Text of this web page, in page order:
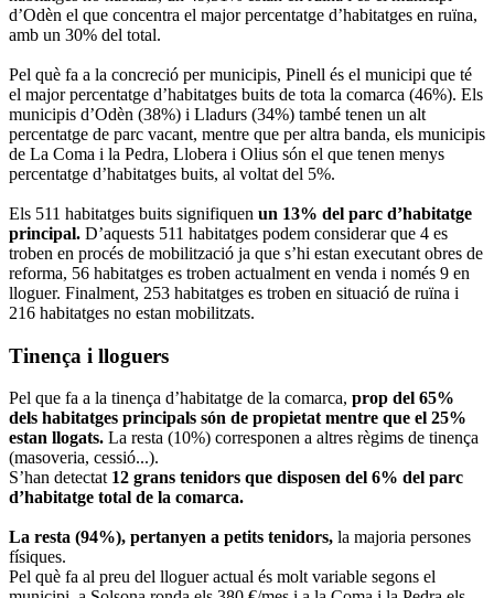
d’Odèn el que concentra el major percentatge d’habitatges en ruïna,
amb un 30% del total.
Pel què fa a la concreció per municipis, Pinell és el municipi que té
el major percentatge d’habitatges buits de tota la comarca (46%). Els
municipis d’Odèn (38%) i Lladurs (34%) també tenen un alt
percentatge de parc vacant, mentre que per altra banda, els municipis
de La Coma i la Pedra, Llobera i Olius són el que tenen menys
percentatge d’habitatges buits, al voltat del 5%.
Els 511 habitatges buits signifiquen un 13% del parc d’habitatge
principal. D’aquests 511 habitatges podem considerar que 4 es
troben en procés de mobilització ja que s’hi estan executant obres de
reforma, 56 habitatges es troben actualment en venda i només 9 en
lloguer. Finalment, 253 habitatges es troben en situació de ruïna i
216 habitatges no estan mobilitzats.
Tinença i lloguers
Pel que fa a la tinença d’habitatge de la comarca, prop del 65%
dels habitatges principals són de propietat mentre que el 25%
estan llogats. La resta (10%) corresponen a altres règims de tinença
(masoveria, cessió...).
S’han detectat 12 grans tenidors que disposen del 6% del parc
d’habitatge total de la comarca.
La resta (94%), pertanyen a petits tenidors, la majoria persones
físiques.
Pel què fa al preu del lloguer actual és molt variable segons el